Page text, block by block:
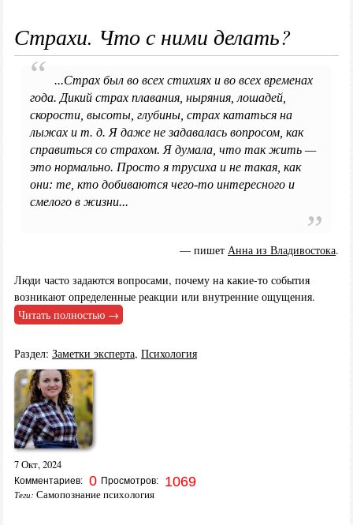
Страхи. Что с ними делать?
...Страх был во всех стихиях и во всех временах
года. Дикий страх плавания, ныряния, лошадей,
скорости, высоты, глубины, страх кататься на
лыжах и т. д. Я даже не задавалась вопросом, как
справиться со страхом. Я думала, что так жить —
это нормально. Просто я трусиха и не такая, как
они: те, кто добиваются чего-то интересного и
смелого в жизни...
— пишетАнна из Владивостока.
Люди часто задаются вопросами, почему на какие-то события
возникают определенные реакции или внутренние ощущения.
Читать полностью →
Раздел: Заметки эксперта, Психология
7 Окт, 2024
Комментариев: 0 Просмотров: 1069
Теги: Самопознание психология